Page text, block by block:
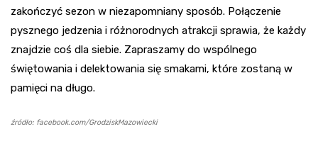
zakończyć sezon w niezapomniany sposób. Połączenie
pysznego jedzenia i różnorodnych atrakcji sprawia, że każdy
znajdzie coś dla siebie. Zapraszamy do wspólnego
świętowania i delektowania się smakami, które zostaną w
pamięci na długo.
źródło: facebook.com/GrodziskMazowiecki